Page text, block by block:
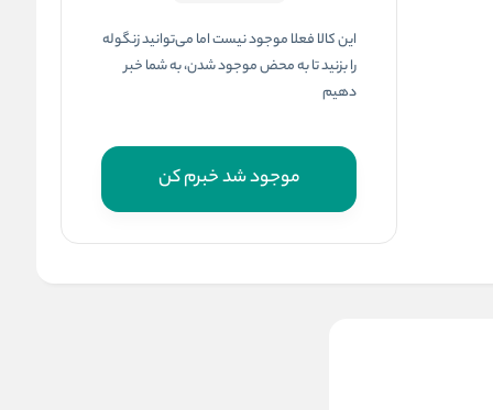
این کالا فعلا موجود نیست اما می‌توانید زنگوله
را بزنید تا به محض موجود شدن، به شما خبر
دهیم
موجود شد خبرم کن